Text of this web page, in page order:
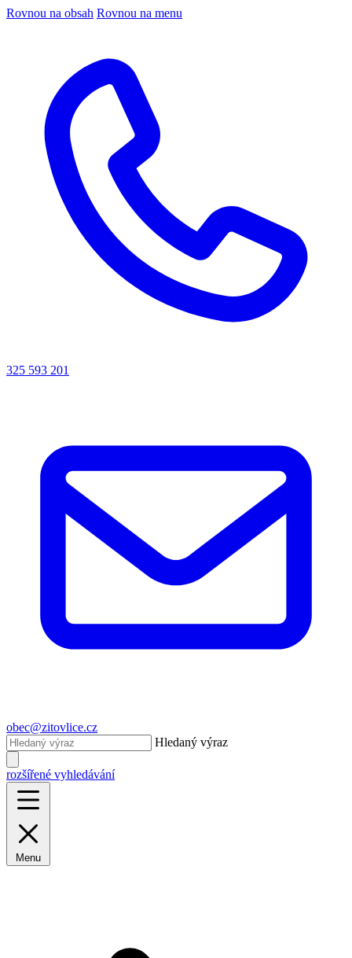
Rovnou na obsah Rovnou na menu
325 593 201
obec@zitovlice.cz
Hledaný výraz
rozšířené vyhledávání
Menu